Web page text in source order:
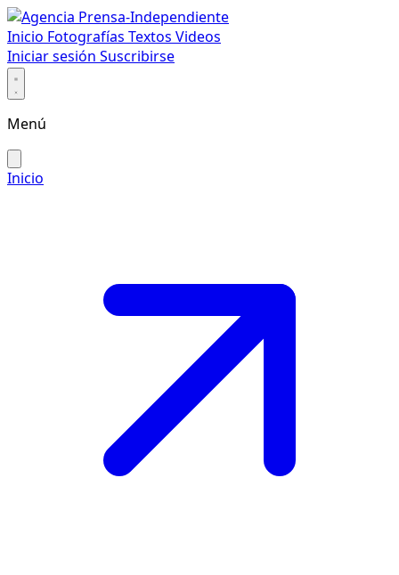
Inicio Fotografías Textos Videos
Iniciar sesión Suscribirse
Menú
Inicio